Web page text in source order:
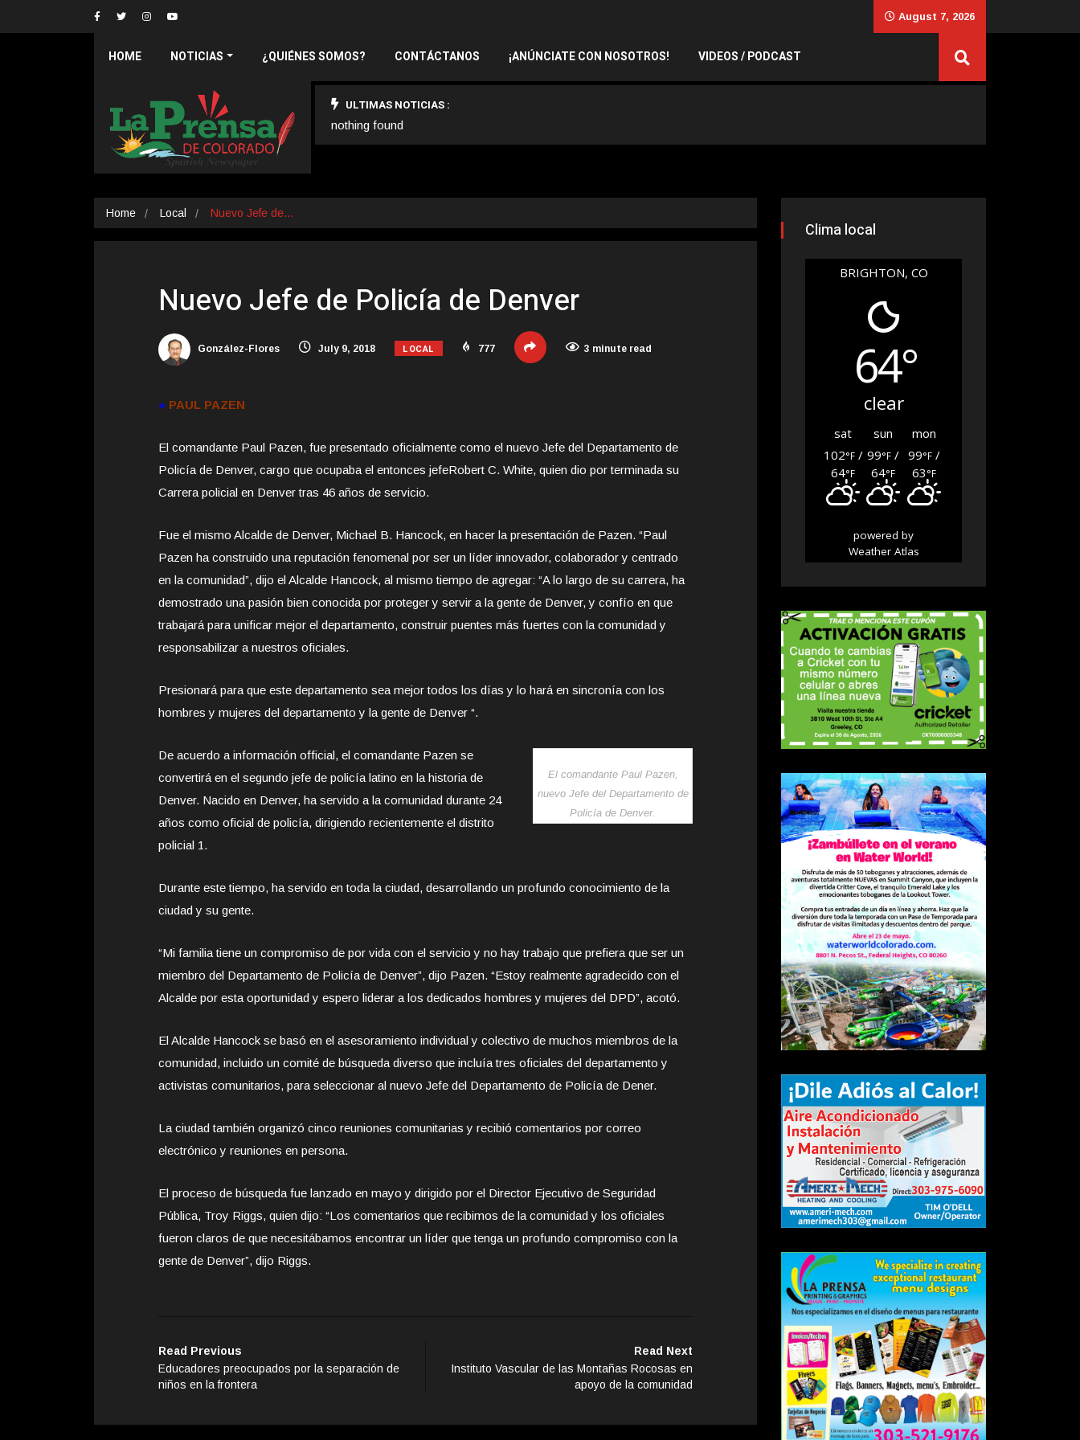
August 7, 2026
HOME NOTICIAS ¿QUIÉNES SOMOS? CONTÁCTANOS ¡ANÚNCIATE CON NOSOTROS! VIDEOS / PODCAST
ULTIMAS NOTICIAS :
nothing found
Home Local Nuevo Jefe de…
Nuevo Jefe de Policía de Denver
González-Flores July 9, 2018 LOCAL 777 3 minute read
» PAUL PAZEN
El comandante Paul Pazen, fue presentado oficialmente como el nuevo Jefe del Departamento de
Policía de Denver, cargo que ocupaba el entonces jefeRobert C. White, quien dio por terminada su
Carrera policial en Denver tras 46 años de servicio.
Fue el mismo Alcalde de Denver, Michael B. Hancock, en hacer la presentación de Pazen. “Paul
Pazen ha construido una reputación fenomenal por ser un líder innovador, colaborador y centrado
en la comunidad”, dijo el Alcalde Hancock, al mismo tiempo de agregar: “A lo largo de su carrera, ha
demostrado una pasión bien conocida por proteger y servir a la gente de Denver, y confío en que
trabajará para unificar mejor el departamento, construir puentes más fuertes con la comunidad y
responsabilizar a nuestros oficiales.
Presionará para que este departamento sea mejor todos los días y lo hará en sincronía con los
hombres y mujeres del departamento y la gente de Denver “.
El comandante Paul Pazen,
nuevo Jefe del Departamento de
Policía de Denver.
De acuerdo a información official, el comandante Pazen se
convertirá en el segundo jefe de policía latino en la historia de
Denver. Nacido en Denver, ha servido a la comunidad durante 24
años como oficial de policía, dirigiendo recientemente el distrito
policial 1.
Durante este tiempo, ha servido en toda la ciudad, desarrollando un profundo conocimiento de la
ciudad y su gente.
“Mi familia tiene un compromiso de por vida con el servicio y no hay trabajo que prefiera que ser un
miembro del Departamento de Policía de Denver”, dijo Pazen. “Estoy realmente agradecido con el
Alcalde por esta oportunidad y espero liderar a los dedicados hombres y mujeres del DPD”, acotó.
El Alcalde Hancock se basó en el asesoramiento individual y colectivo de muchos miembros de la
comunidad, incluido un comité de búsqueda diverso que incluía tres oficiales del departamento y
activistas comunitarios, para seleccionar al nuevo Jefe del Departamento de Policía de Dener.
La ciudad también organizó cinco reuniones comunitarias y recibió comentarios por correo
electrónico y reuniones en persona.
El proceso de búsqueda fue lanzado en mayo y dirigido por el Director Ejecutivo de Seguridad
Pública, Troy Riggs, quien dijo: “Los comentarios que recibimos de la comunidad y los oficiales
fueron claros de que necesitábamos encontrar un líder que tenga un profundo compromiso con la
gente de Denver”, dijo Riggs.
Read Previous
Educadores preocupados por la separación de
niños en la frontera
Read Next
Instituto Vascular de las Montañas Rocosas en
apoyo de la comunidad
Clima local
BRIGHTON, CO
64°
clear
sat sun
mon
102°F/
64°F
99°F /
64°F
99°F/
63°F
powered by
Weather Atlas